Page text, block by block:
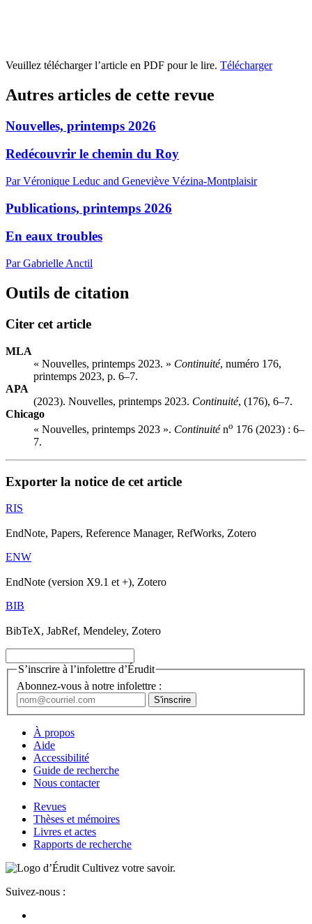
Veuillez télécharger l’article en PDF pour le lire. Télécharger
Autres articles de cette revue
Nouvelles, printemps 2026
Redécouvrir le chemin du Roy
Par Véronique Leduc and Geneviève Vézina-Montplaisir
Publications, printemps 2026
En eaux troubles
Par Gabrielle Anctil
Outils de citation
Citer cet article
MLA
« Nouvelles, printemps 2023. » Continuité, numéro 176,
printemps 2023, p. 6–7.
APA
(2023). Nouvelles, printemps 2023. Continuité, (176), 6–7.
Chicago
« Nouvelles, printemps 2023 ». Continuiténo 176 (2023) : 6–
7.
Exporter la notice de cet article
RIS
EndNote, Papers, Reference Manager, RefWorks, Zotero
ENW
EndNote (version X9.1 et +), Zotero
BIB
BibTeX, JabRef, Mendeley, Zotero
S’inscrire à l’infolettre d’Érudit
Abonnez-vous à notre infolettre :
À propos
Aide
Accessibilité
Guide de recherche
Nous contacter
Revues
Thèses et mémoires
Livres et actes
Rapports de recherche
Cultivez votre savoir.
Suivez-nous :